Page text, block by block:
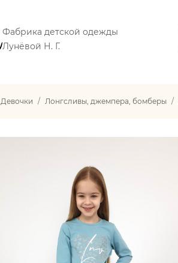
Фабрика детской одежды
Лунёвой Н. Г.
Девочки Лонгсливы, джемпера, бомберы